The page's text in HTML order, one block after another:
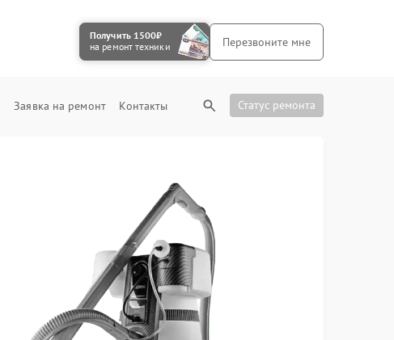
Получить 1500₽
на ремонт техники
Перезвоните мне
Заявка на ремонт Контакты Статус ремонта